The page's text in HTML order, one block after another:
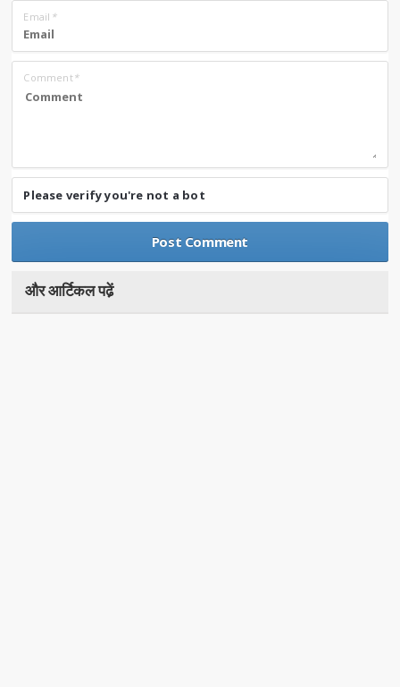
Email *
Comment*
Please verify you're not a bot
और आर्टिकल पढे़ं